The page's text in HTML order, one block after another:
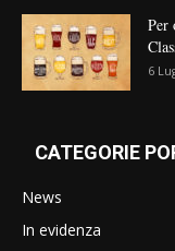
Per
6
CATEGORIE
News
In evidenza